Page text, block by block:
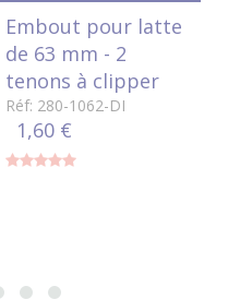
Embout pour latte
de 63 mm - 2
tenons à clipper
Réf: 280-1062-DI
1,60 €